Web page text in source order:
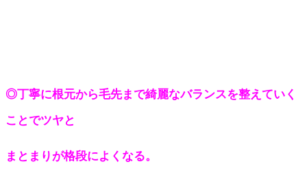
◎丁寧に根元から毛先まで綺麗なバランスを整えていく
ことでツヤと
まとまりが格段によくなる。